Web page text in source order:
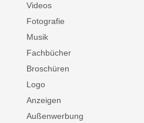
Videos
Fotografie
Musik
Fachbücher
Broschüren
Logo
Anzeigen
Außenwerbung